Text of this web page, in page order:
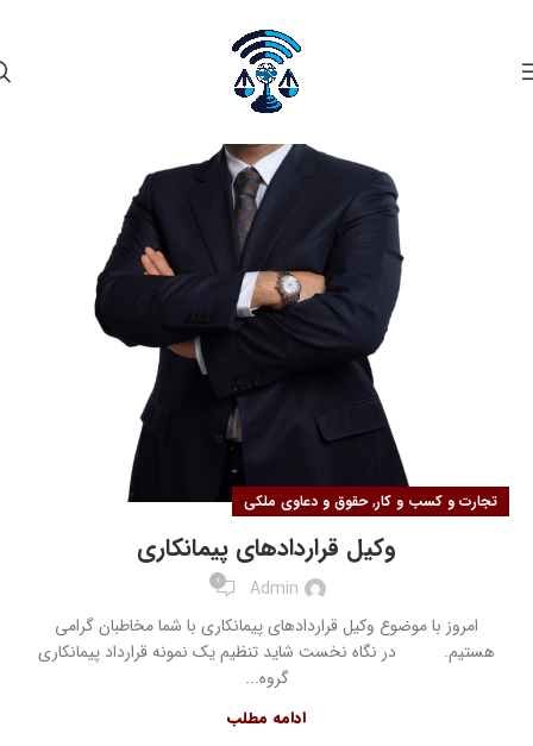
تجارت و کسب و کار,حقوق و دعاوی ملکی
وکیل قراردادهای پیمانکاری
Admin
0
امروز با موضوع وکیل قراردادهای پیمانکاری با شما مخاطبان گرامی
هستیم. در نگاه نخست شاید تنظیم یک نمونه قرارداد پیمانکاری
گروه...
ادامه مطلب